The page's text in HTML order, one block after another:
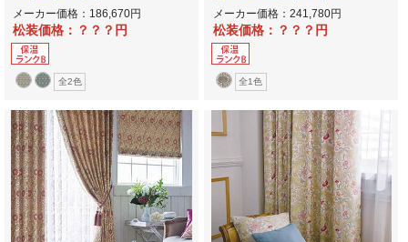
メーカー価格：186,670
松装価格：？？？
全2色
メーカー価格：241,780
松装価格：？？？
全1色